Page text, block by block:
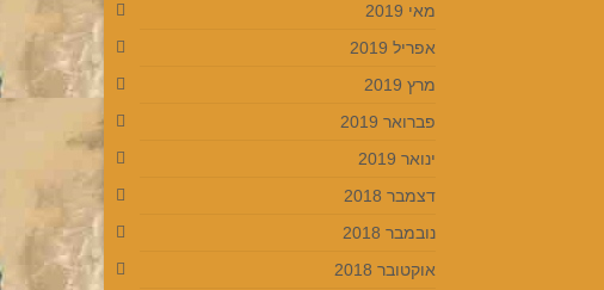
מאי 2019
אפריל 2019
מרץ 2019
פברואר 2019
ינואר 2019
דצמבר 2018
נובמבר 2018
אוקטובר 2018